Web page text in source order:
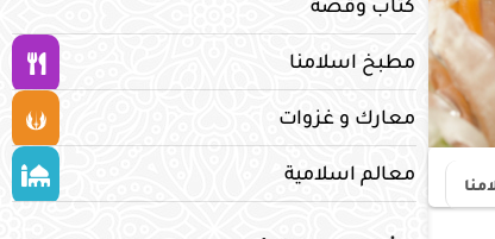
كتاب وقصة
مطبخ اسلامنا
معارك و غزوات
معالم اسلامية